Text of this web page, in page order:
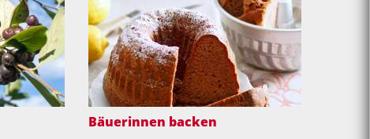
Bäuerinnen backen